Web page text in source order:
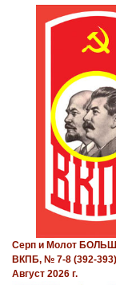
Серп и Молот
ВКПБ, № 7-8 (392-
Август 2026 г.